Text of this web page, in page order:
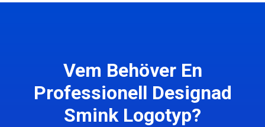
Vem Behöver En
Professionell Designad
Smink Logotyp?